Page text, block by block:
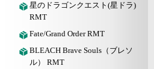
星のドラゴンクエスト(星ドラ)
RMT
Fate/Grand Order RMT
BLEACH Brave Souls（ブレソ
ル） RMT